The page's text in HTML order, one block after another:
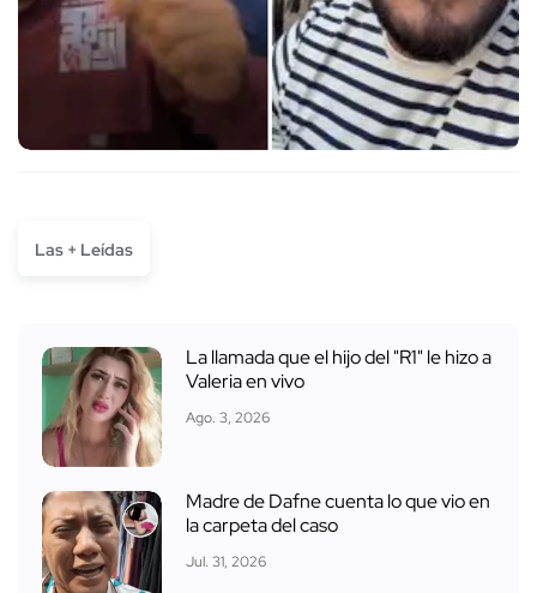
Las + Leídas
La llamada que el hijo del "R1" le hizo a
Valeria en vivo
Ago. 3, 2026
Madre de Dafne cuenta lo que vio en
la carpeta del caso
Jul. 31, 2026